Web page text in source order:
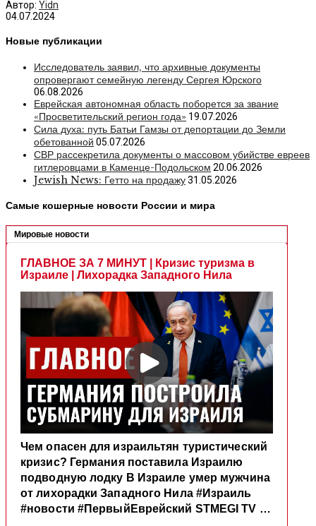
Автор: Yidn
04.07.2024
Новые публикации
Исследователь заявил, что архивные документы
опровергают семейную легенду Сергея Юрского
06.08.2026
Еврейская автономная область поборется за звание
«Просветительский регион года» 19.07.2026
Сила духа: путь Батьи Гамзы от депортации до Земли
обетованной 05.07.2026
СВР рассекретила документы о массовом убийстве евреев
гитлеровцами в Каменце-Подольском 20.06.2026
Jewish News: Гетто на продажу31.05.2026
Самые кошерные новости России и мира